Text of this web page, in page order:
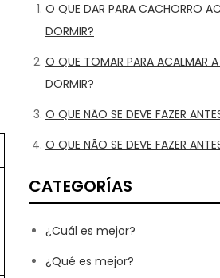
O QUE DAR PARA CACHORRO
DORMIR?
O QUE TOMAR PARA ACALMAR A
DORMIR?
O QUE NÃO SE DEVE FAZER
O QUE NÃO SE DEVE FAZER
CATEGORÍAS
¿Cuál es mejor?
¿Qué es mejor?